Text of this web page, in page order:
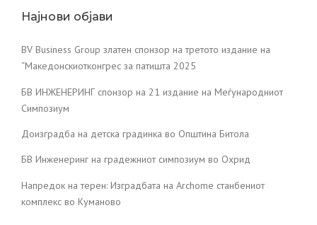
Најнови објави
BV Business Group златен спонзор на третото издание на
“Македонскиотконгрес за патишта 2025
БВ ИНЖЕНЕРИНГ спонзор на 21 издание на Меѓународниот
Симпозиум
Доизградба на детска градинка во Општина Битола
БВ Инженеринг на градежниот симпозиум во Охрид
Напредок на терен: Изградбата на Archome станбениот
комплекс во Куманово